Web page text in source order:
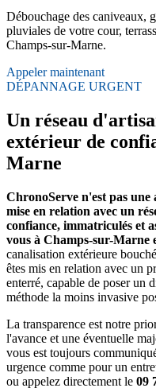
Débouchage des caniveaux,
pluviales de votre cour,
Champs-sur-Marne.
Appeler maintenant
DÉPANNAGE URGENT
Un réseau
extérieur de
Marne
ChronoServe n'est pas une
mise en relation avec un
confiance, immatriculés et
vous à Champs-sur-Marne
canalisation extérieure
êtes mis en relation avec un
enterré, capable de poser un
méthode la moins invasive
La transparence est notre
l'avance et une éventuelle
vous est toujours
urgence comme pour un
ou appelez directement le 09